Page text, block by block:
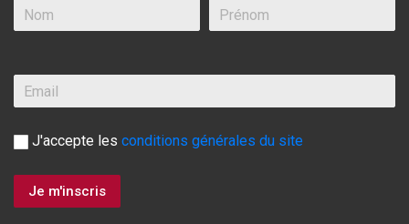
J'accepte les conditions générales du site